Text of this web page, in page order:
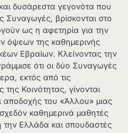
δυσάρεστα γεγονότα που
Συναγωγές, βρίσκονται στο
ως η αφετηρία για την
όψεων της καθημερινής
Εβραίων. Κλείνοντας την
ότι οι δύο Συναγωγές
εκτός από τις
της Κοινότητας, γίνονται
αποδοχής του «Άλλου» μιας
σχεδόν καθημερινά μαθητές
Ελλάδα και σπουδαστές